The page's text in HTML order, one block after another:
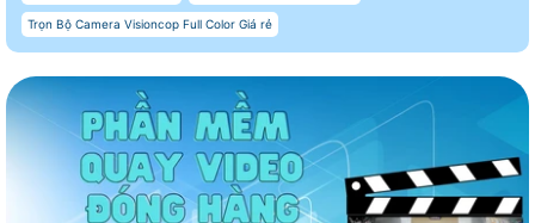
Trọn Bộ Camera Visioncop Full Color Giá rẻ